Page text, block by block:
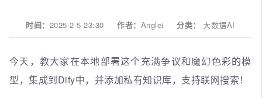
时间： 2025-2-5 23:30作者： Anglei 分类： 大数据AI
今天，教大家在本地部署这个充满争议和魔幻色彩的模
型，集成到Dify中，并添加私有知识库，支持联网搜索！